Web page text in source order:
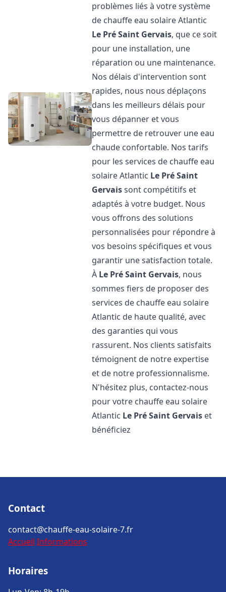
problèmes liés à votre système
de chauffe eau solaire Atlantic
Le Pré Saint Gervais, que ce soit
pour une installation, une
réparation ou une maintenance.
Nos délais d'intervention sont
rapides, nous nous déplaçons
dans les meilleurs délais pour
vous dépanner et vous
permettre de retrouver une eau
chaude confortable. Nos tarifs
pour les services de chauffe eau
solaire Atlantic Le Pré Saint
Gervaissont compétitifs et
adaptés à votre budget. Nous
vous offrons des solutions
personnalisées pour répondre à
vos besoins spécifiques et vous
garantir une satisfaction totale.
À Le Pré Saint Gervais, nous
sommes fiers de proposer des
services de chauffe eau solaire
Atlantic de haute qualité, avec
des garanties qui vous
rassurent. Nos clients satisfaits
témoignent de notre expertise
et de notre professionnalisme.
N'hésitez plus, contactez-nous
pour votre chauffe eau solaire
Atlantic Le Pré Saint Gervais et
bénéficiez
Contact
contact@chauffe-eau-solaire-7.fr
Accueil Informations
Horaires